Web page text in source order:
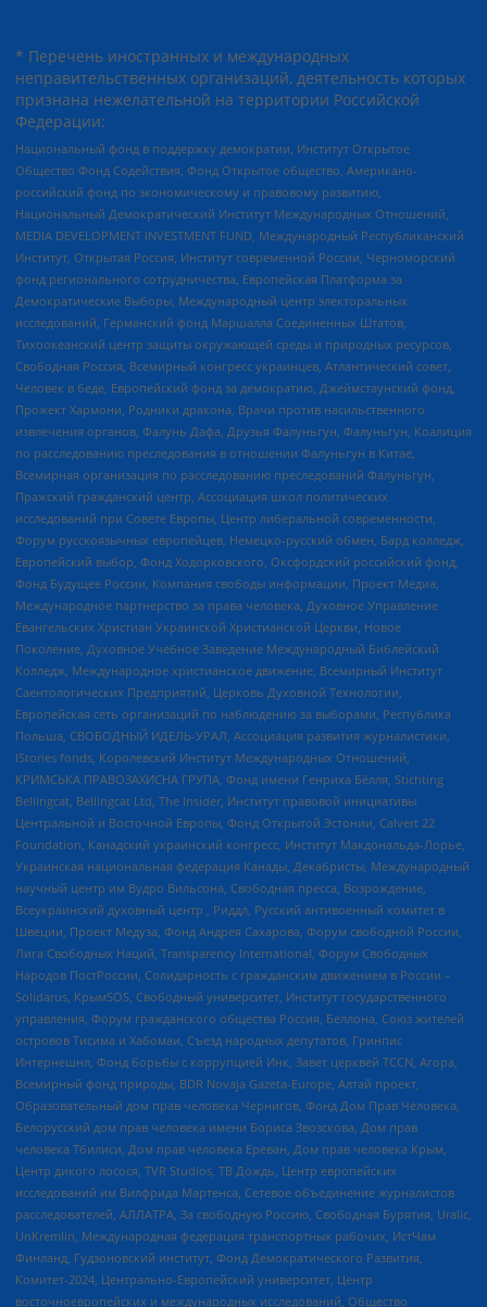
* Перечень иностранных и международных
неправительственных организаций, деятельность которых
признана нежелательной на территории Российской
Федерации:
Национальный фонд в поддержку демократии, Институт Открытое
Общество Фонд Содействия, Фонд Открытое общество, Американо-
российский фонд по экономическому и правовому развитию,
Национальный Демократический Институт Международных Отношений,
MEDIA DEVELOPMENT INVESTMENT FUND, Международный Республиканский
Институт, Открытая Россия, Институт современной России, Черноморский
фонд регионального сотрудничества, Европейская Платформа за
Демократические Выборы, Международный центр электоральных
исследований, Германский фонд Маршалла Соединенных Штатов,
Тихоокеанский центр защиты окружающей среды и природных ресурсов,
Свободная Россия, Всемирный конгресс украинцев, Атлантический совет,
Человек в беде, Европейский фонд за демократию, Джеймстаунский фонд,
Прожект Хармони, Родники дракона, Врачи против насильственного
извлечения органов, Фалунь Дафа, Друзья Фалуньгун, Фалуньгун, Коалиция
по расследованию преследования в отношении Фалуньгун в Китае,
Всемирная организация по расследованию преследований Фалуньгун,
Пражский гражданский центр, Ассоциация школ политических
исследований при Совете Европы, Центр либеральной современности,
Форум русскоязычных европейцев, Немецко-русский обмен, Бард колледж,
Европейский выбор, Фонд Ходорковского, Оксфордский российский фонд,
Фонд Будущее России, Компания свободы информации, Проект Медиа,
Международное партнерство за права человека, Духовное Управление
Евангельских Христиан Украинской Христианской Церкви, Новое
Поколение, Духовное Учебное Заведение Международный Библейский
Колледж, Международное христианское движение, Всемирный Институт
Саентологических Предприятий, Церковь Духовной Технологии,
Европейская сеть организаций по наблюдению за выборами, Республика
Польша, СВОБОДНЫЙ ИДЕЛЬ-УРАЛ, Ассоциация развития журналистики,
IStories fonds, Королевский Институт Международных Отношений,
КРИМСЬКА ПРАВОЗАХИСНА ГРУПА, Фонд имени Генриха Бёлля, Stichting
Bellingcat, Bellingcat Ltd, The Insider, Институт правовой инициативы
Центральной и Восточной Европы, Фонд Открытой Эстонии, Calvert 22
Foundation, Канадский украинский конгресс, Институт Макдональда-Лорье,
Украинская национальная федерация Канады, Декабристы, Международный
научный центр им Вудро Вильсона, Свободная пресса, Возрождение,
Всеукраинский духовный центр , Риддл, Русский антивоенный комитет в
Швеции, Проект Медуза, Фонд Андрея Сахарова, Форум свободной России,
Лига Свободных Наций, Transparеncy International, Форум Свободных
Народов ПостРоссии, Солидарность с гражданским движением в России –
Solidarus, КрымSOS, Свободный университет, Институт государственного
управления, Форум гражданского общества Россия, Беллона, Союз жителей
островов Тисима и Хабомаи, Съезд народных депутатов, Гринпис
Интернешнл, Фонд борьбы с коррупцией Инк, Завет церквей TCCN, Агора,
Всемирный фонд природы, BDR Novaja Gazeta-Europe, Алтай проект,
Образовательный дом прав человека Чернигов, Фонд Дом Прав Человека,
Белорусский дом прав человека имени Бориса Звозскова, Дом прав
человека Тбилиси, Дом прав человека Ереван, Дом прав человека Крым,
Центр дикого лосося, TVR Studios, ТВ Дождь, Центр европейских
исследований им Вилфрида Мартенса, Сетевое объединение журналистов
расследователей, АЛЛАТРА, За свободную Россию, Свободная Бурятия, Uralic,
UnKremlin, Международная федерация транспортных рабочих, ИстЧам
Финланд, Гудзоновский институт, Фонд Демократического Развития,
Комитет-2024, Центрально-Европейский университет, Центр
восточноевропейских и международных исследований, Общество